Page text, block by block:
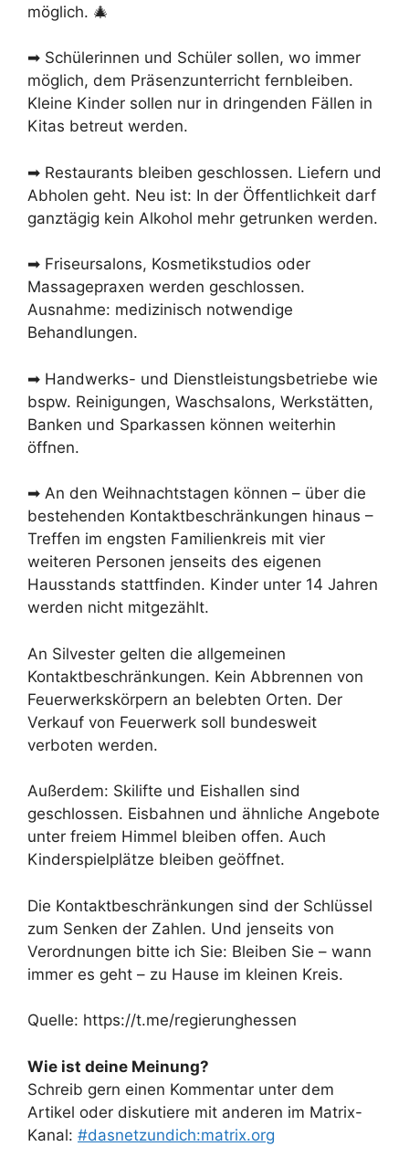
möglich. 🎄
➡ Schülerinnen und Schüler sollen, wo immer
möglich, dem Präsenzunterricht fernbleiben.
Kleine Kinder sollen nur in dringenden Fällen in
Kitas betreut werden.
➡ Restaurants bleiben geschlossen. Liefern und
Abholen geht. Neu ist: In der Öffentlichkeit darf
ganztägig kein Alkohol mehr getrunken werden.
➡ Friseursalons, Kosmetikstudios oder
Massagepraxen werden geschlossen.
Ausnahme: medizinisch notwendige
Behandlungen.
➡ Handwerks- und Dienstleistungsbetriebe wie
bspw. Reinigungen, Waschsalons, Werkstätten,
Banken und Sparkassen können weiterhin
öffnen.
➡ An den Weihnachtstagen können – über die
bestehenden Kontaktbeschränkungen hinaus –
Treffen im engsten Familienkreis mit vier
weiteren Personen jenseits des eigenen
Hausstands stattfinden. Kinder unter 14 Jahren
werden nicht mitgezählt.
An Silvester gelten die allgemeinen
Kontaktbeschränkungen. Kein Abbrennen von
Feuerwerkskörpern an belebten Orten. Der
Verkauf von Feuerwerk soll bundesweit
verboten werden.
Außerdem: Skilifte und Eishallen sind
geschlossen. Eisbahnen und ähnliche Angebote
unter freiem Himmel bleiben offen. Auch
Kinderspielplätze bleiben geöffnet.
Die Kontaktbeschränkungen sind der Schlüssel
zum Senken der Zahlen. Und jenseits von
Verordnungen bitte ich Sie: Bleiben Sie – wann
immer es geht – zu Hause im kleinen Kreis.
Quelle: https://t.me/regierunghessen
Wie ist deine Meinung?
Schreib gern einen Kommentar unter dem
Artikel oder diskutiere mit anderen im Matrix-
Kanal: #dasnetzundich:matrix.org